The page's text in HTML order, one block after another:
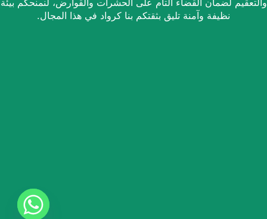
نظيفة وآمنة تليق بثقتكم بنا كرواد في هذا المجال.